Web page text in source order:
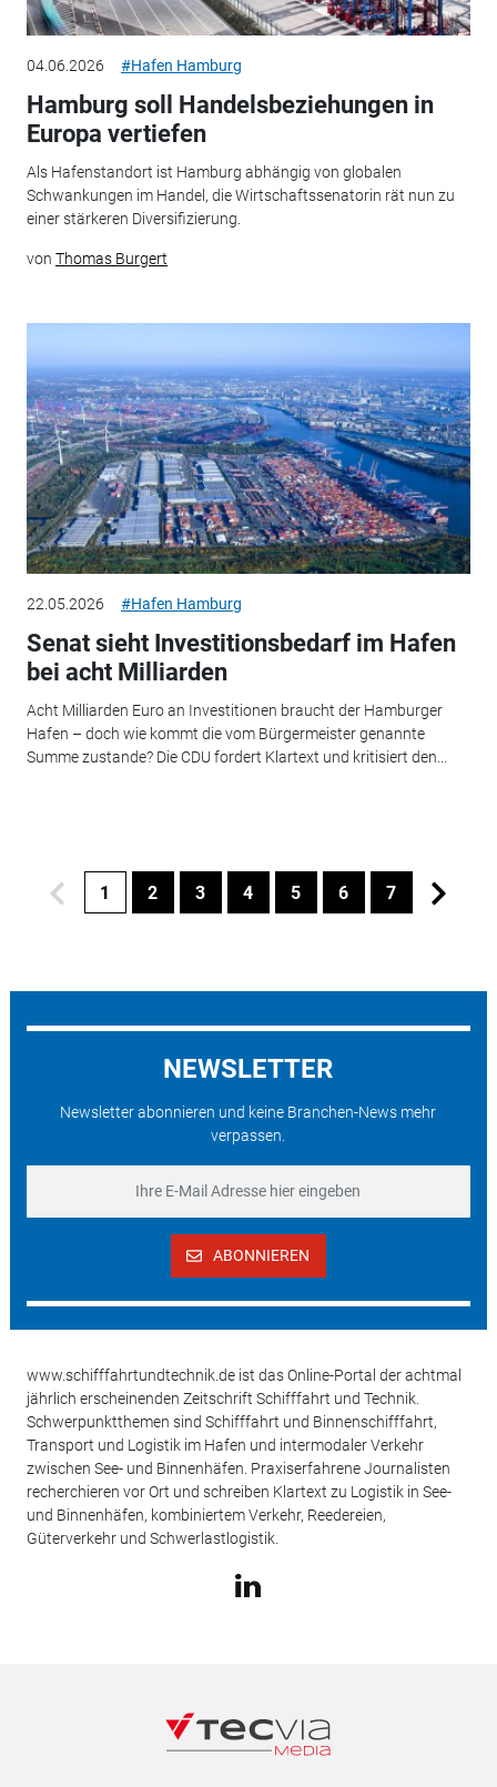
04.06.2026 #Hafen Hamburg
Hamburg soll Handelsbeziehungen in
Europa vertiefen
Als Hafenstandort ist Hamburg abhängig von globalen
Schwankungen im Handel, die Wirtschaftssenatorin rät nun zu
einer stärkeren Diversifizierung.
von Thomas Burgert
22.05.2026 #Hafen Hamburg
Senat sieht Investitionsbedarf im Hafen
bei acht Milliarden
Acht Milliarden Euro an Investitionen braucht der Hamburger
Hafen – doch wie kommt die vom Bürgermeister genannte
Summe zustande? Die CDU fordert Klartext und kritisiert den...
1 2 3 4 5 6 7
NEWSLETTER
Newsletter abonnieren und keine Branchen-News mehr
verpassen.
ABONNIEREN
www.schifffahrtundtechnik.de ist das Online-Portal der achtmal
jährlich erscheinenden Zeitschrift Schifffahrt und Technik.
Schwerpunktthemen sind Schifffahrt und Binnenschifffahrt,
Transport und Logistik im Hafen und intermodaler Verkehr
zwischen See- und Binnenhäfen. Praxiserfahrene Journalisten
recherchieren vor Ort und schreiben Klartext zu Logistik in See-
und Binnenhäfen, kombiniertem Verkehr, Reedereien,
Güterverkehr und Schwerlastlogistik.